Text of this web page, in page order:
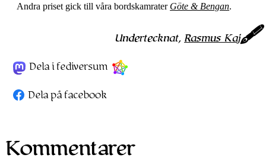
Andra priset gick till våra bordskamrater Göte & Bengan.
Undertecknat, Rasmus Kaj
Dela i fediversum
Dela på facebook
Kommentarer